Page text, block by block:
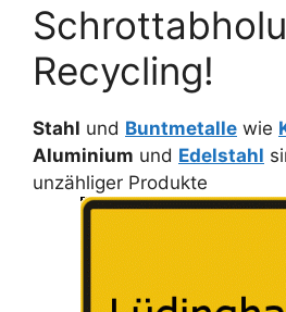
Recycling!
Stahl und Buntmetalle wie
Aluminium und Edelstahl
unzähliger Produkte